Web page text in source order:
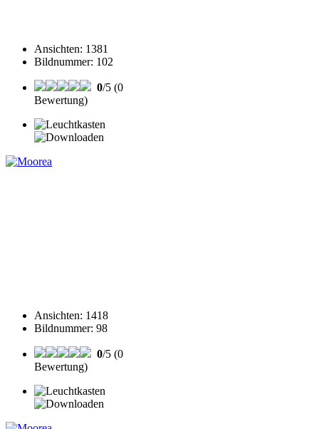
Ansichten: 1381
Bildnummer: 102
0/5 (0
Bewertung)
Ansichten: 1418
Bildnummer: 98
0/5 (0
Bewertung)